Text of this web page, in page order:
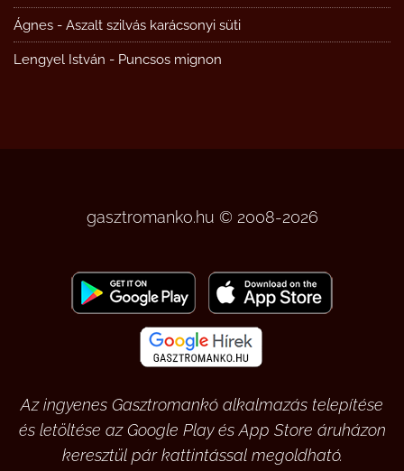
Ágnes - Aszalt szilvás karácsonyi süti
Lengyel István - Puncsos mignon
gasztromanko.hu © 2008-2026
Az ingyenes Gasztromankó alkalmazás telepítése
és letöltése az Google Play és App Store áruházon
keresztül pár kattintással megoldható.